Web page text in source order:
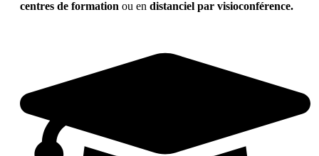
centres de formation ou en distanciel par visioconférence.